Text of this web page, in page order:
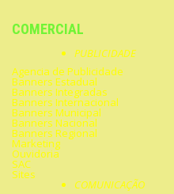
COMERCIAL
PUBLICIDADE
Agencia de Publicidade
Banners Estadual
Banners Integradas
Banners Internacional
Banners Municipal
Banners Nacional
Banners Regional
Marketing
Ouvidoria
SAC
Sites
COMUNICAÇÃO